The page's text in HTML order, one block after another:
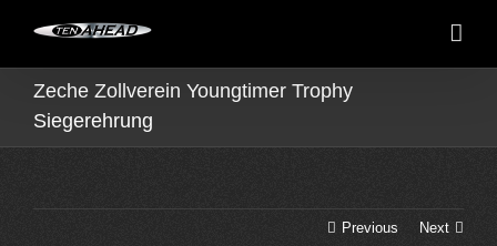
Zeche Zollverein Youngtimer Trophy
Siegerehrung
Previous Next